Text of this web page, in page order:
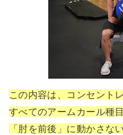
この内容は、コンセント
すべてのアームカール種
「肘を前後」に動かさな